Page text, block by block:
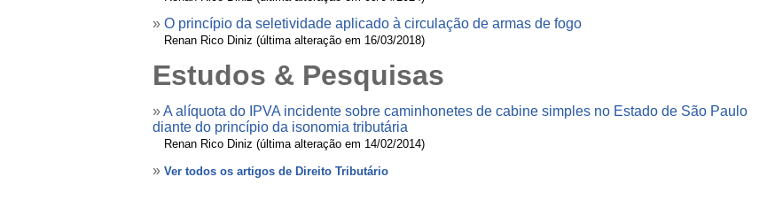
» O princípio da seletividade aplicado à circulação de armas de fogo
Renan Rico Diniz (última alteração em 16/03/2018)
Estudos & Pesquisas
»A alíquota do IPVA incidente sobre caminhonetes de cabine simples no Estado de São Paulo
diante do princípio da isonomia tributária
Renan Rico Diniz (última alteração em 14/02/2014)
» Ver todos os artigos de Direito Tributário